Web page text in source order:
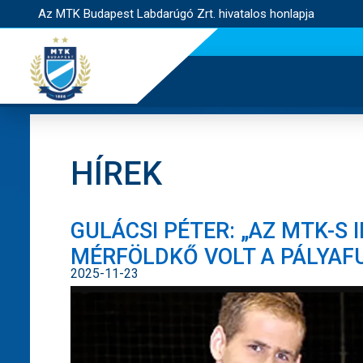
Az MTK Budapest Labdarúgó Zrt. hivatalos honlapja
HÍREK
GULÁCSI PÉTER: „AZ MTK-S
MÉRFÖLDKŐ VOLT A
2025-11-23